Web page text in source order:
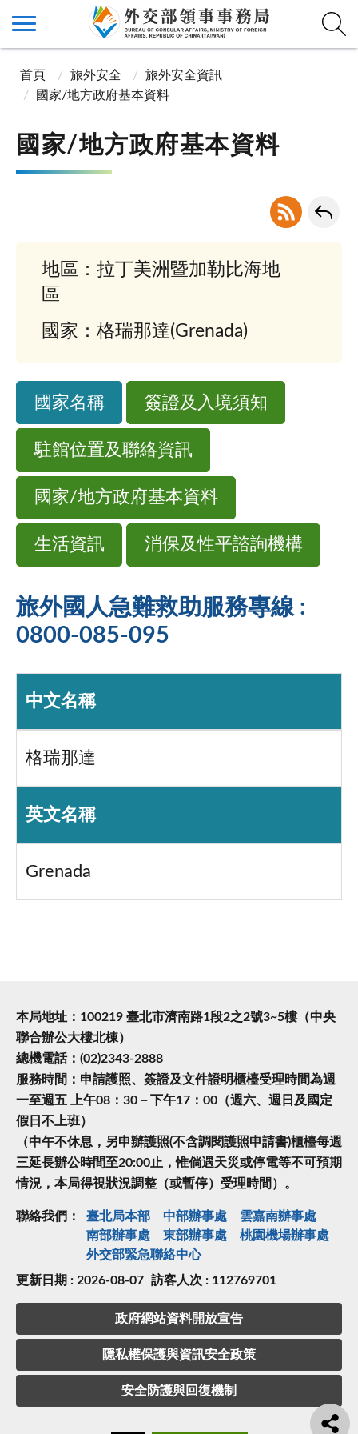
首頁 旅外安全
旅外安全資訊
國家/地方政府基本資料
國家/地方政府基本資料
地區：拉丁美洲暨加勒比海地
區
國家：格瑞那達(Grenada)
國家名稱 簽證及入境須知
駐館位置及聯絡資訊
國家/地方政府基本資料
生活資訊 消保及性平諮詢機構
旅外國人急難救助服務專線 :
0800-085-095
中文名稱
格瑞那達
英文名稱
Grenada
本局地址：100219 臺北市濟南路1段2之2號3~5樓（中央
聯合辦公大樓北棟）
總機電話：(02)2343-2888
服務時間：申請護照、簽證及文件證明櫃檯受理時間為週
一至週五 上午08：30－下午17：00（週六、週日及國定
假日不上班）
（中午不休息，另申辦護照(不含調閱護照申請書)櫃檯每週
三延長辦公時間至20:00止，惟倘遇天災或停電等不可預期
情況，本局得視狀況調整（或暫停）受理時間）。
聯絡我們： 臺北局本部 中部辦事處
雲嘉南辦事處
南部辦事處
東部辦事處
桃園機場辦事處
外交部緊急聯絡中⼼
更新日期 : 2026-08-07 訪客人次 : 112769701
政府網站資料開放宣告
隱私權保護與資訊安全政策
安全防護與回復機制